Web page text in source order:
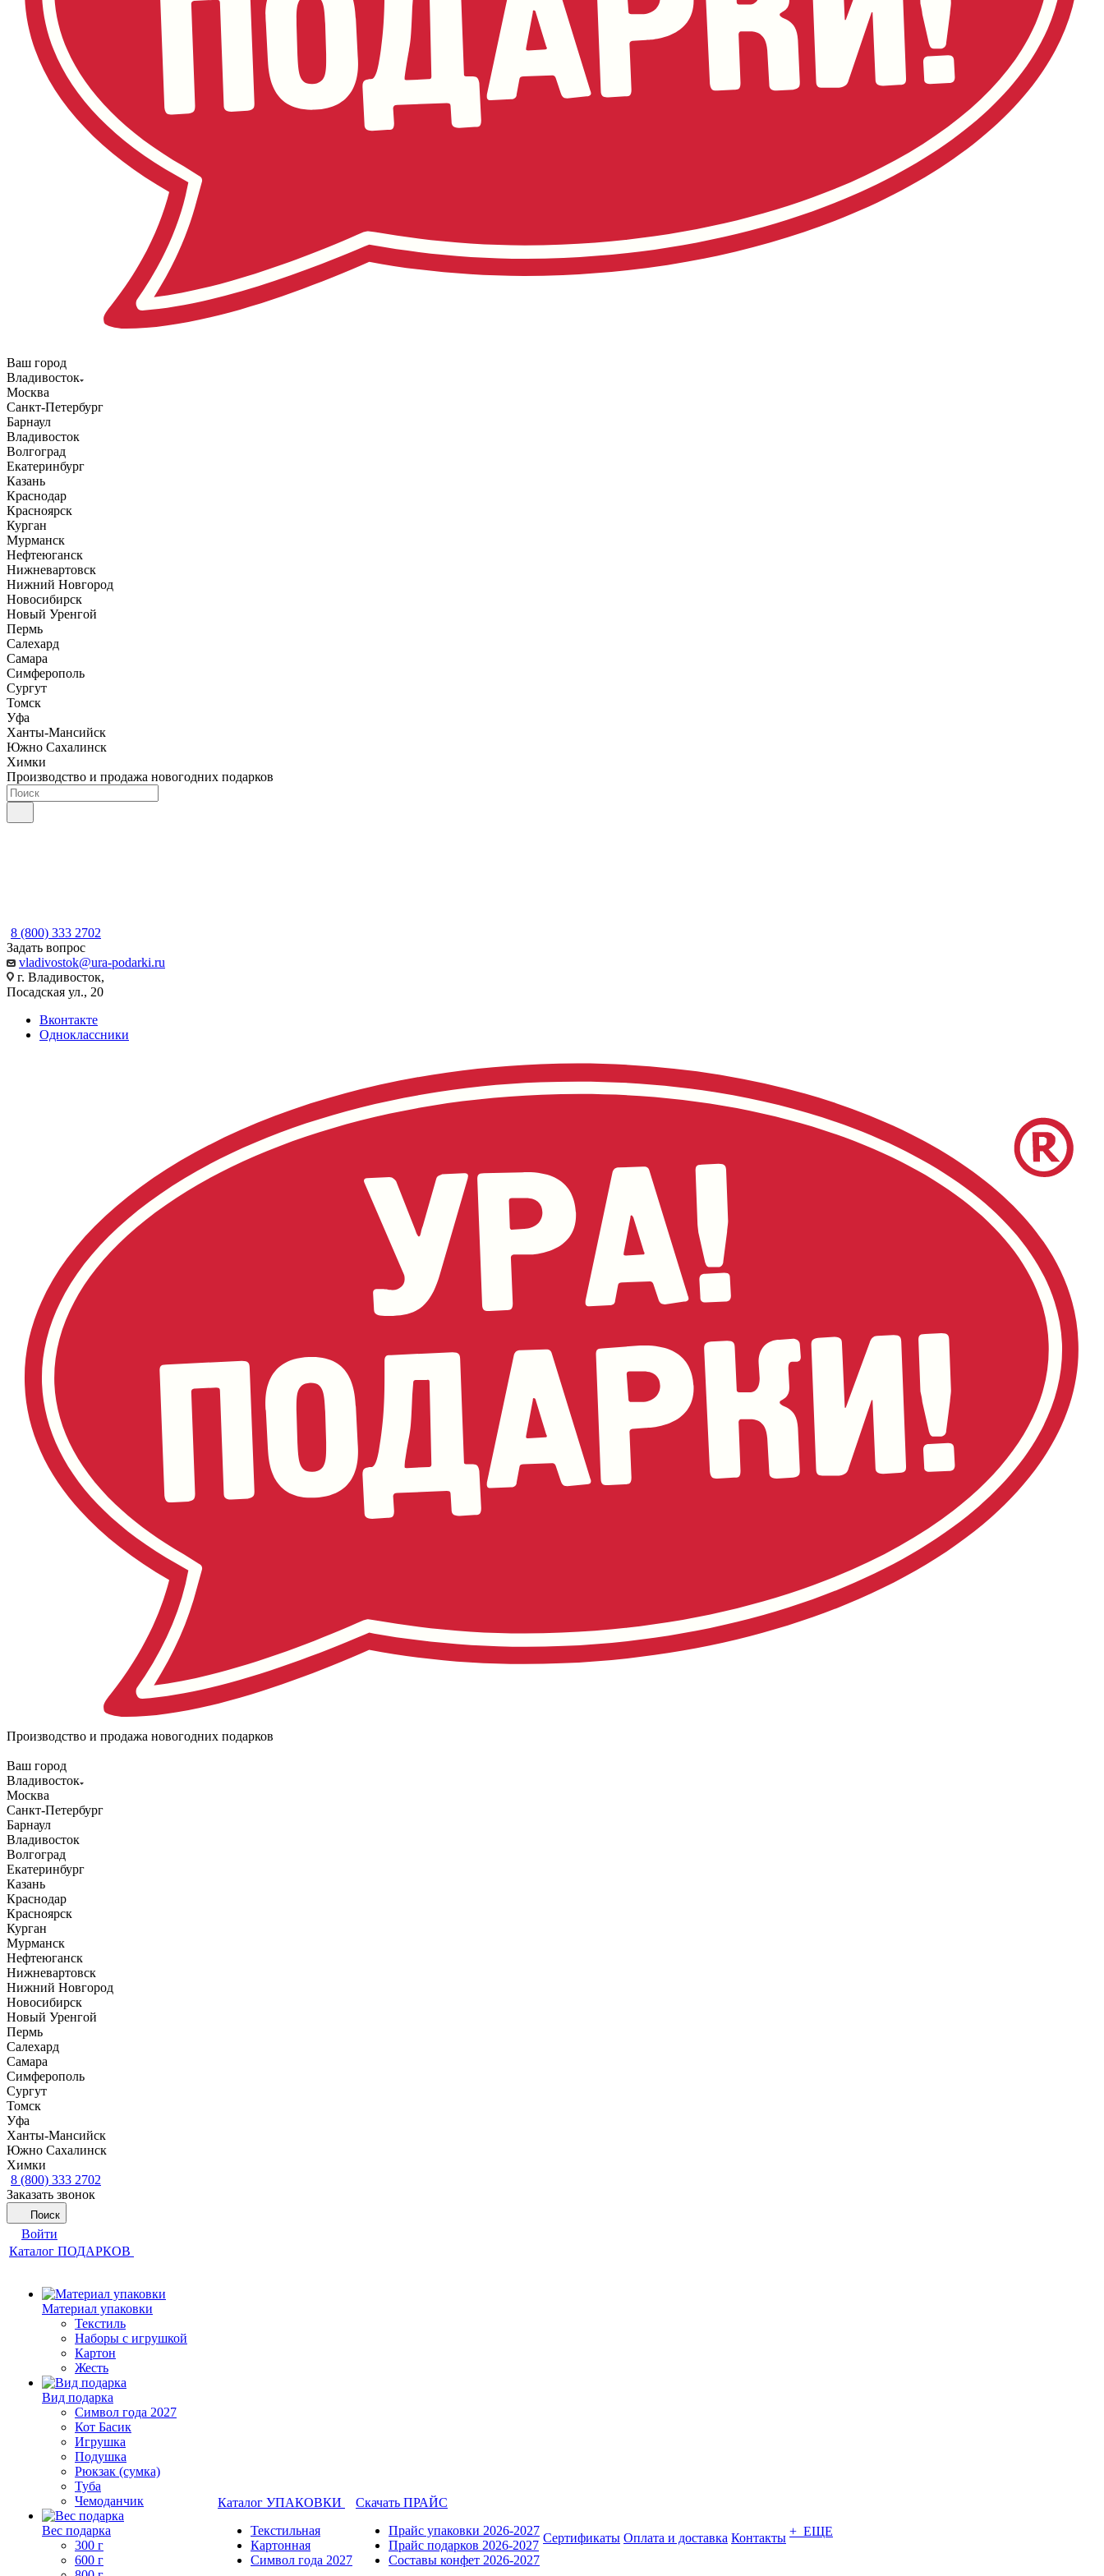
Ваш город
Владивосток
Москва
Санкт-Петербург
Барнаул
Владивосток
Волгоград
Екатеринбург
Казань
Краснодар
Красноярск
Курган
Мурманск
Нефтеюганск
Нижневартовск
Нижний Новгород
Новосибирск
Новый Уренгой
Пермь
Салехард
Самара
Симферополь
Сургут
Томск
Уфа
Ханты-Мансийск
Южно Сахалинск
Химки
Производство и продажа новогодних подарков
8 (800) 333 2702
Задать вопрос
vladivostok@ura-podarki.ru
г. Владивосток,
Посадская ул., 20
Вконтакте
Одноклассники
Производство и продажа новогодних подарков
Ваш город
Владивосток
Москва
Санкт-Петербург
Барнаул
Владивосток
Волгоград
Екатеринбург
Казань
Краснодар
Красноярск
Курган
Мурманск
Нефтеюганск
Нижневартовск
Нижний Новгород
Новосибирск
Новый Уренгой
Пермь
Салехард
Самара
Симферополь
Сургут
Томск
Уфа
Ханты-Мансийск
Южно Сахалинск
Химки
8 (800) 333 2702
Заказать звонок
Поиск
Войти
Каталог ПОДАРКОВ
Материал упаковки
Текстиль
Наборы с игрушкой
Картон
Жесть
Вид подарка
Символ года 2027
Кот Басик
Игрушка
Подушка
Рюкзак (сумка)
Туба
Чемоданчик
Вес подарка
300 г
600 г
Каталог УПАКОВКИ
Текстильная
Картонная
Символ года 2027
Скачать ПРАЙС
Прайс упаковки 2026-2027
Прайс подарков 2026-2027
Составы конфет 2026-2027
Сертификаты Оплата и доставка Контакты + ЕЩЕ